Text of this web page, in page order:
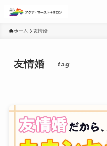
ホーム 友情婚
友情婚 – tag –